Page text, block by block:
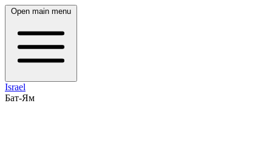
Open main menu
Israel
Бат-Ям